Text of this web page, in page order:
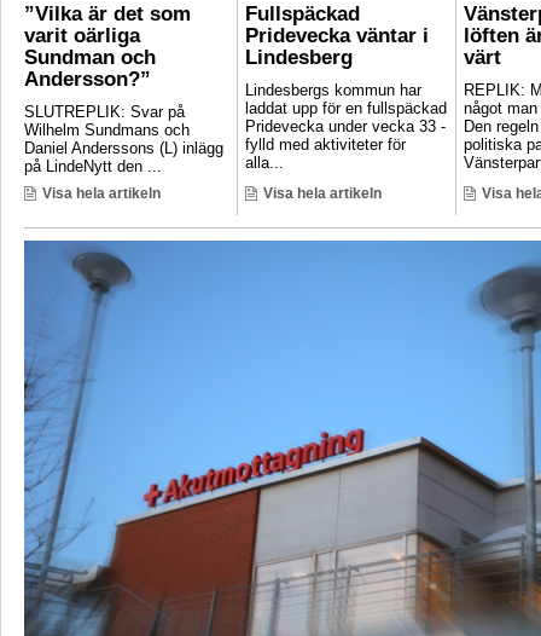
”Vilka är det som
varit oärliga
Sundman och
Andersson?”
SLUTREPLIK: Svar på
Wilhelm Sundmans och
Daniel Anderssons (L) inlägg
på LindeNytt den ...
Visa hela artikeln
Fullspäckad
Pridevecka väntar i
Lindesberg
Lindesbergs kommun har
laddat upp för en fullspäckad
Pridevecka under vecka 33 -
fylld med aktiviteter för
alla...
Visa hela artikeln
löften
värt
REPLIK:
något
Den
politiska
Visa